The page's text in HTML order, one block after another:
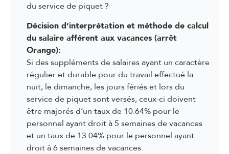
3.17 Indemnités pour déplacements
professionnels
3.18 Frais de repas et de logement
3.19 Frais professionnels
3.20 Promotion salariale
3.21 Remplacement dans une fonction
supérieure
3.22 Droits et devoirs en cas de maladie
du service de piquet ?
Décision d’interprétation et méthode de calcul
du salaire afférent aux vacances (arrêt
Orange):
Si des suppléments de salaires ayant un caractère
régulier et durable pour du travail effectué la
nuit, le dimanche, les jours fériés et lors du
service de piquet sont versés, ceux-ci doivent
être majorés d’un taux de 10.64% pour le
personnel ayant droit à 5 semaines de vacances
et un taux de 13.04% pour le personnel ayant
droit à 6 semaines de vacances.